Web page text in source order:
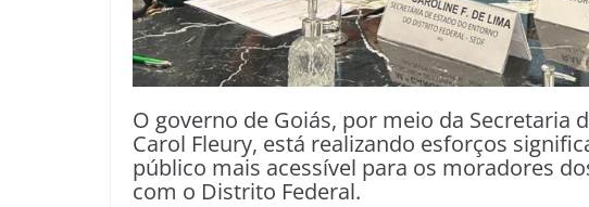
O governo de Goiás, por meio da Secretaria
Carol Fleury, está realizando esforços
público mais acessível para os moradores
com o Distrito Federal.